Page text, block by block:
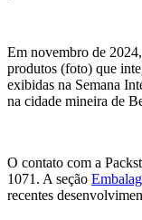
Em novembro de
produtos (foto) que
exibidas na Semana
na cidade mineira de
O contato com a
1071. A seção
recentes